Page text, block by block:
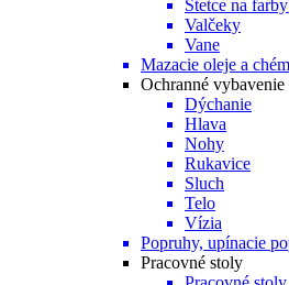
Štetce na
Valčeky
Vane
Mazacie oleje a
Ochranné vybavenie
Dýchanie
Hlava
Nohy
Rukavice
Sluch
Telo
Vízia
Popruhy, upínacie
Pracovné stoly